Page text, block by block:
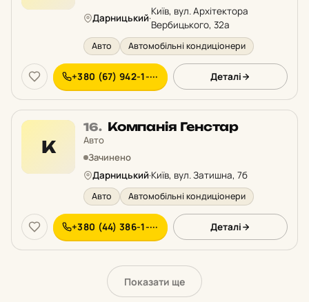
Дарницький·
Київ, вул. Архітектора
Вербицького, 32а
Авто Автомобільні кондиціонери
+380 (67) 942-1-··· Деталі
К
16. Місце
у
Компанія Генстар
Авто
Зачинено
Дарницький·Київ, вул. Затишна, 7б
Авто Автомобільні кондиціонери
+380 (44) 386-1-··· Деталі
Показати ще